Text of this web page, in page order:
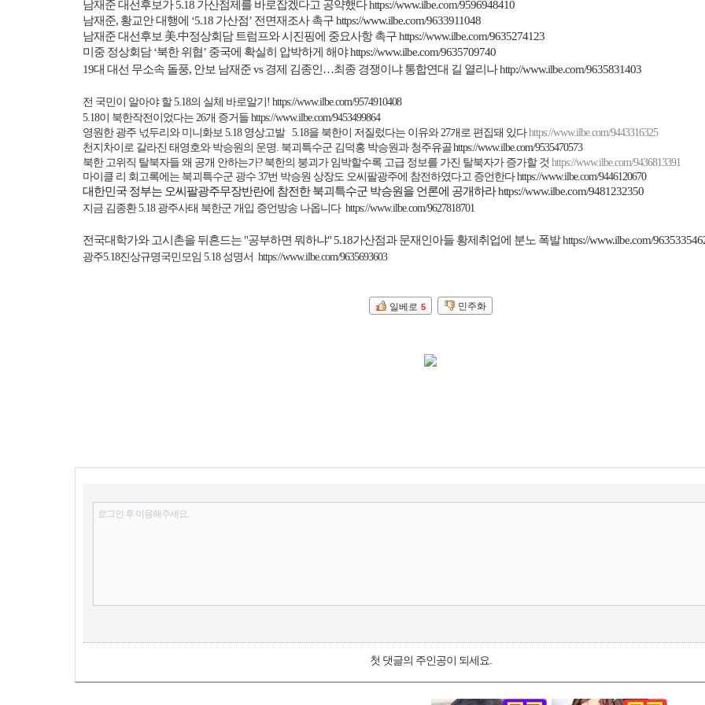
남재준 대선후보가5.18 가산점제를 바로잡겠다고 공약했다https://www.ilbe.com/9596948410
남재준, 황교안 대행에 ‘5.18 가산점’ 전면재조사 촉구https://www.ilbe.com/9633911048
남재준 대선후보 美.中정상회담 트럼프와 시진핑에 중요사항 촉구https://www.ilbe.com/9635274123
미중 정상회담 ‘북한 위협’ 중국에 확실히 압박하게 해야https://www.ilbe.com/9635709740
19대 대선 무소속 돌풍, 안보 남재준vs경제 김종인…최종 경쟁이냐 통합연대 길 열리나http://www.ilbe.com/9635831403
전 국민이 알아야 할5.18의 실체 바로알기 ! https://www.ilbe.com/9574910408
5.18이 북한작전이었다는 26개 증거들 https://www.ilbe.com/9453499864
영원한 광주 넋두리와 미니화보 5.18 영상고발5.18을 북한이 저질렀다는 이유와27개로 편집돼 있다https://www.ilbe.com/9443316325
천지차이로 갈라진 태영호와 박승원의 운명. 북괴특수군 김덕홍 박승원과 청주유골https://www.ilbe.com/9535470573
북한 고위직 탈북자들 왜 공개 안하는가? 북한의 붕괴가 임박할수록 고급 정보를 가진 탈북자가 증가할 것 https://www.ilbe.com/9436813391
마이클 리 회고록에는 북괴특수군 광수 37번 박승원 상장도 오씨팔광주에 참전하였다고 증언한다 https://www.ilbe.com/9446120670
대한민국 정부는 오씨팔광주무장반란에 참전한 북괴특수군 박승원을 언론에 공개하라https://www.ilbe.com/9481232350
지금 김종환5.18 광주사태 북한군 개입 증언방송 나옵니다 https://www.ilbe.com/9627818701
전국대학가와 고시촌을 뒤흔드는 "공부하면 뭐하냐" 5.18가산점과 문재인아들 황제취업에 분노 폭발https://www.ilbe.com/
광주5.18진상규명국민모임 5.18 성명서 https://www.ilbe.com/9635693603
일베로 5 민주화
첫 댓글의 주인공이 되세요.